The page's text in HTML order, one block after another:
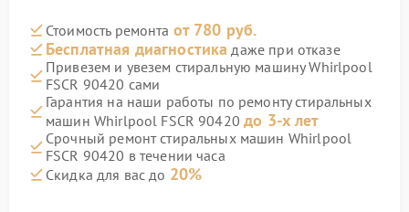
Стоимость ремонта от 780 руб.
Бесплатная диагностика даже при отказе
Привезем и увезем стиральную машину Whirlpool
FSCR 90420 сами
Гарантия на наши работы по ремонту стиральных
машин Whirlpool FSCR 90420до 3-х лет
Срочный ремонт стиральных машин Whirlpool
FSCR 90420 в течении часа
Скидка для вас до 20%